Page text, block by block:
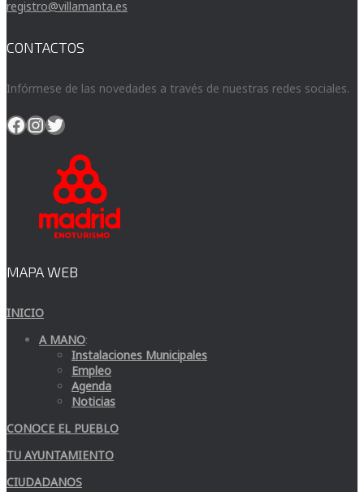
registro@villamanta.es
CONTACTOS
Infórmese de las novedades a través de nuestras redes sociales.
Facebook
Instagram
Twitter
MAPA WEB
INICIO
A MANO:
Instalaciones Municipales
Empleo
Agenda
Noticias
CONOCE EL PUEBLO
TU AYUNTAMIENTO
CIUDADANOS